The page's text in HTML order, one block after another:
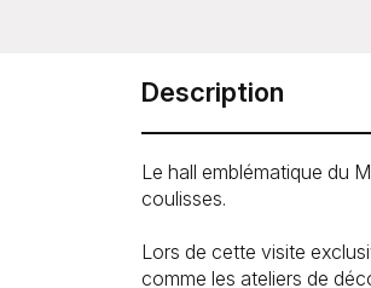
Description
Le hall emblématique du
coulisses.
Lors de cette visite
comme les ateliers de